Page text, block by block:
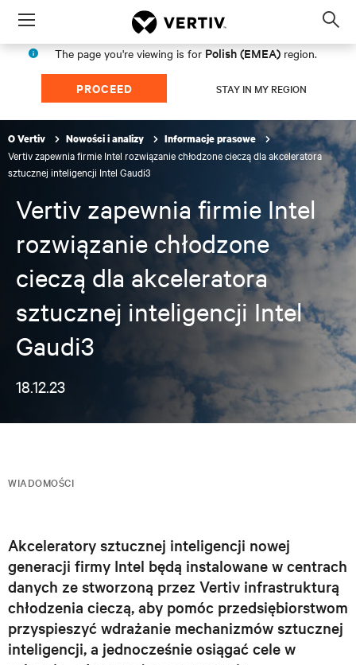
Menu
The page you're viewing is for Polish (EMEA) region.
PROCEED STAY IN MY REGION
O Vertiv Nowości i analizy Informacje prasowe
Vertiv zapewnia firmie Intel rozwiązanie chłodzone cieczą dla akceleratora
sztucznej inteligencji Intel Gaudi3
Vertiv zapewnia firmie Intel
rozwiązanie chłodzone
cieczą dla akceleratora
sztucznej inteligencji Intel
Gaudi3
18.12.23
WIADOMOŚCI
Akceleratory sztucznej inteligencji nowej
generacji firmy Intel będą instalowane w centrach
danych ze stworzoną przez Vertiv infrastrukturą
chłodzenia cieczą, aby pomóc przedsiębiorstwom
przyspieszyć wdrażanie mechanizmów sztucznej
inteligencji, a jednocześnie osiągać cele w